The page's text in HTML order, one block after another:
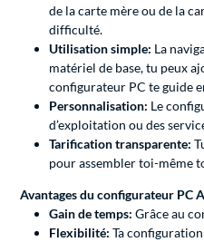
de la carte mère ou de la
difficulté.
Utilisation simple: La
matériel de base, tu peux
configurateur PC te guide
Personnalisation: Le
d’exploitation ou des
Tarification transparente:
pour assembler toi-même
Avantages du configurateur PC
Gain de temps: Grâce au
Flexibilité: Ta